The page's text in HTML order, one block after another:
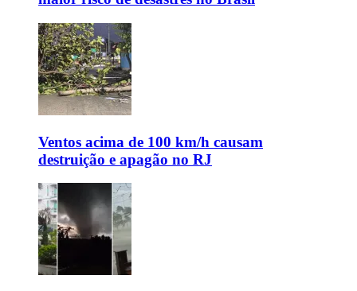
Ventos acima de 100 km/h causam
destruição e apagão no RJ